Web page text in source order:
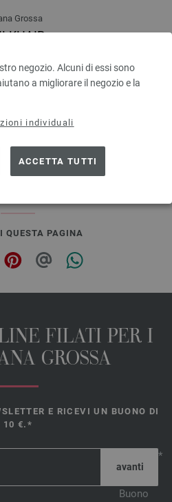
negozio. Alcuni di essi sono
a migliorare il negozio e la
individuali
ACCETTA TUTTI
Grossa
ca. 210 m / 25 g
d’aghi: 4,5 - 5
Prezzo di base:
next
QUESTA PAGINA
FILATI PER I
GROSSA
E RICEVI UN BUONO DI
10 €.*
*
Buono